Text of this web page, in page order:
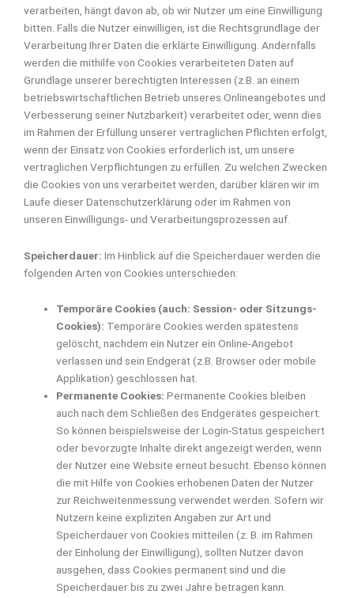
verarbeiten, hängt davon ab, ob wir Nutzer um eine Einwilligung
bitten. Falls die Nutzer einwilligen, ist die Rechtsgrundlage der
Verarbeitung Ihrer Daten die erklärte Einwilligung. Andernfalls
werden die mithilfe von Cookies verarbeiteten Daten auf
Grundlage unserer berechtigten Interessen (z.B. an einem
betriebswirtschaftlichen Betrieb unseres Onlineangebotes und
Verbesserung seiner Nutzbarkeit) verarbeitet oder, wenn dies
im Rahmen der Erfüllung unserer vertraglichen Pflichten erfolgt,
wenn der Einsatz von Cookies erforderlich ist, um unsere
vertraglichen Verpflichtungen zu erfüllen. Zu welchen Zwecken
die Cookies von uns verarbeitet werden, darüber klären wir im
Laufe dieser Datenschutzerklärung oder im Rahmen von
unseren Einwilligungs- und Verarbeitungsprozessen auf.
Speicherdauer: Im Hinblick auf die Speicherdauer werden die
folgenden Arten von Cookies unterschieden:
Temporäre Cookies (auch: Session- oder Sitzungs-
Cookies): Temporäre Cookies werden spätestens
gelöscht, nachdem ein Nutzer ein Online-Angebot
verlassen und sein Endgerät (z.B. Browser oder mobile
Applikation) geschlossen hat.
Permanente Cookies: Permanente Cookies bleiben
auch nach dem Schließen des Endgerätes gespeichert.
So können beispielsweise der Login-Status gespeichert
oder bevorzugte Inhalte direkt angezeigt werden, wenn
der Nutzer eine Website erneut besucht. Ebenso können
die mit Hilfe von Cookies erhobenen Daten der Nutzer
zur Reichweitenmessung verwendet werden. Sofern wir
Nutzern keine expliziten Angaben zur Art und
Speicherdauer von Cookies mitteilen (z. B. im Rahmen
der Einholung der Einwilligung), sollten Nutzer davon
ausgehen, dass Cookies permanent sind und die
Speicherdauer bis zu zwei Jahre betragen kann.